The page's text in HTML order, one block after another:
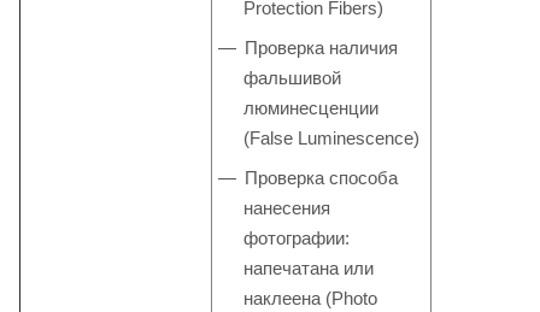
Protection Fibers)
Проверка наличия
фальшивой
люминесценции
(False Luminescence)
Проверка способа
нанесения
фотографии:
напечатана или
наклеена (Photo